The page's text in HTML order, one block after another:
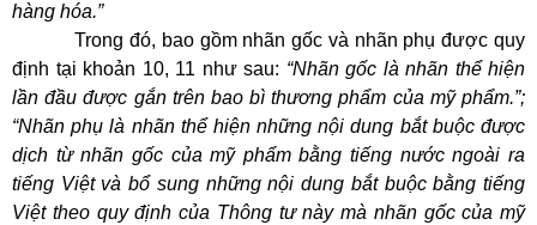
hàng hóa.”
Trong đó, bao gồm nhãn gốc và nhãn phụ được quy
định tại khoản 10, 11 như sau: “Nhãn gốc là nhãn thể hiện
lần đầu được gắn trên bao bì thương phẩm của mỹ phẩm.”;
“Nhãn phụ là nhãn thể hiện những nội dung bắt buộc được
dịch từ nhãn gốc của mỹ phẩm bằng tiếng nước ngoài ra
tiếng Việt và bổ sung những nội dung bắt buộc bằng tiếng
Việt theo quy định của Thông tư này mà nhãn gốc của mỹ